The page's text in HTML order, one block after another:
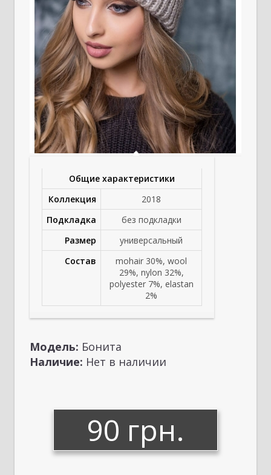
Общие характеристики
Коллекция
2018
Подкладка
без подкладки
Размер
универсальный
Состав
mohair 30%, wool
29%, nylon 32%,
polyester 7%, elastan
2%
Модель: Бонита
Наличие: Нет в наличии
90 грн.